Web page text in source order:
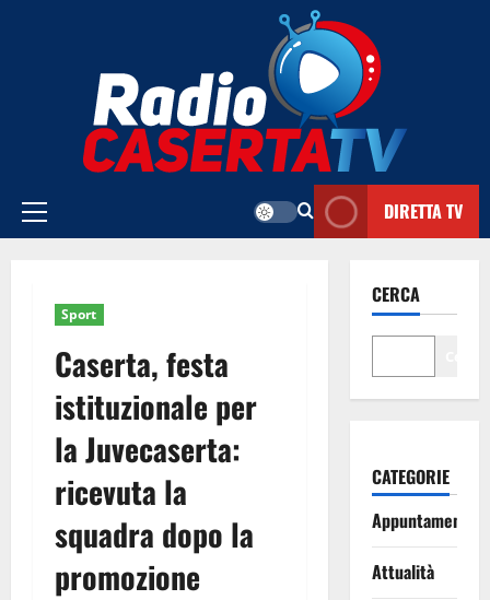
Menu
DIRETTA TV
Sport
Caserta, festa
istituzionale per
la Juvecaserta:
ricevuta la
squadra dopo la
promozione
CERCA
CATEGORIE
Appuntamenti
Attualità